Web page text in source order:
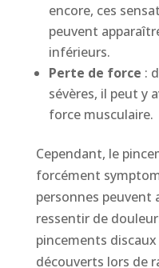
encore, ces
peuvent
inférieurs.
Perte de force :
sévères, il peut y
force musculaire.
Cependant, le
forcément
personnes peuvent
ressentir de
pincements
découverts lors de